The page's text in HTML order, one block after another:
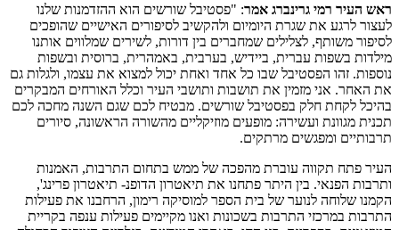
ראש העיר רמי גרינברג אמר: "פסטיבל שורשים הוא ההזדמנות שלנו
לעצור לרגע את שגרת היומיום ולהקשיב לסיפורים האישיים שהופכים
לסיפור משותף, לצלילים שמחברים בין דורות, לשירים שמלווים אותנו
מילדות בשפות עברית, ביידיש, בערבית, באמהרית, ברוסית ובשפות
נוספות. זהו הפסטיבל שבו כל אחד ואחת יכול למצוא את עצמו, ולגלות גם
את האחר. אני מזמין את תושבות ותושבי העיר וכלל האורחים המבקרים
בהיכל לקחת חלק בפסטיבל שורשים. מבטיח לכם שגם השנה מחכה לכם
תכנית מגוונת ועשירה: מופעים מוזיקליים מהשורה הראשונה, סיורים
תרבותיים ומפגשים מרתקים.
העיר פתח תקווה עוברת מהפכה של ממש בתחום התרבות, האמנות
ותרבות הפנאי. בין היתר פתחנו את תיאטרון הדופנ- תיאטרון פרינג',
הקמנו שלוחה לנוער של בית הספר למוסיקה רימון, הרחבנו את פעילות
התרבות במרכזי התרבות בשכונות ואנו מקיימים פעילות ענפה בקריית